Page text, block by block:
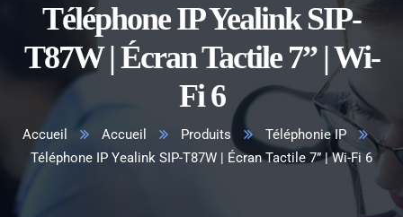
Téléphone IP Yealink SIP-
T87W | Écran Tactile 7” | Wi-
Fi 6
Accueil Accueil Produits
Téléphonie IP
Téléphone IP Yealink SIP-T87W | Écran Tactile 7” | Wi-Fi 6